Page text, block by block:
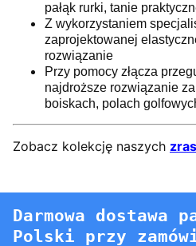
pałąk rurki, tanie
Z wykorzystaniem
zaprojektowanej
rozwiązanie
Przy pomocy złącza
najdroższe rozwiązanie
boiskach, polach
Zobacz kolekcję naszych
Darmowa dostawa
Polski przy